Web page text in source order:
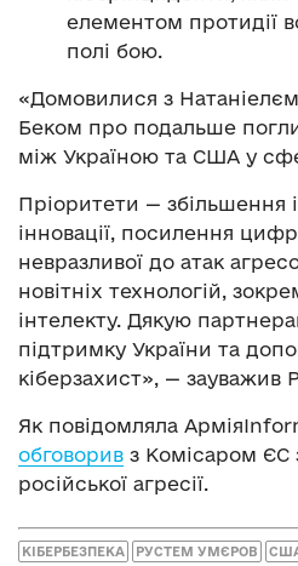
елементом протидії
полі бою.
«Домовилися з
Беком про подальше
між Україною та США у
Пріоритети — збільшення
інновації, посилення
невразливої до атак
новітніх технологій,
інтелекту. Дякую
підтримку України та
кіберзахист», — зауважив
Як повідомляла
обговорив з Комісаром ЄС
російської агресії.
КІБЕРБЕЗПЕКА РУСТЕМ УМЄРОВ